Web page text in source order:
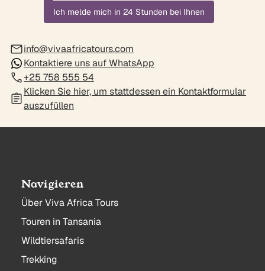
Ich melde mich in 24 Stunden bei Ihnen
info@vivaafricatours.com
Kontaktiere uns auf WhatsApp
+25 758 555 54
Klicken Sie hier, um stattdessen ein Kontaktformular
auszufüllen
Navigieren
Über Viva Africa Tours
Touren in Tansania
Wildtiersafaris
Trekking